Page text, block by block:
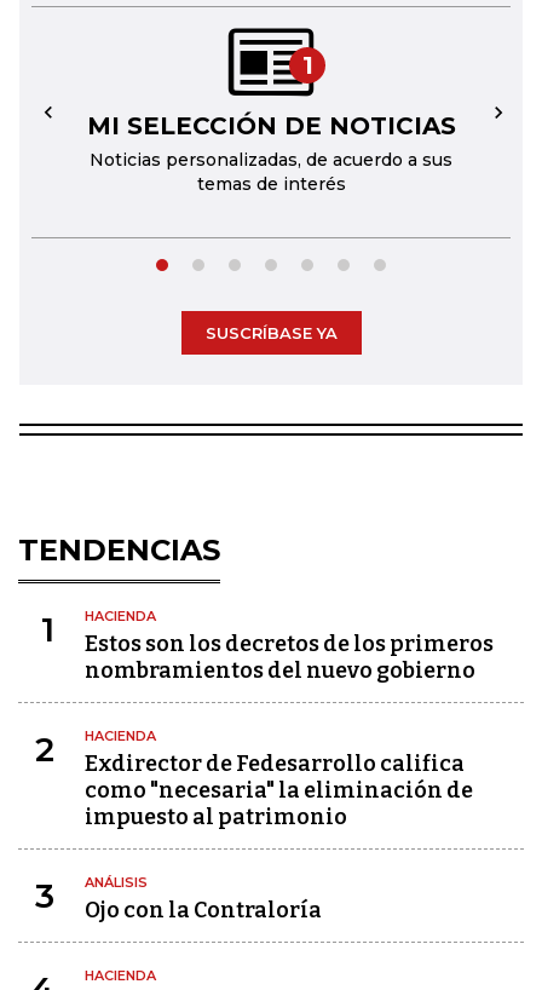
1
MI SELECCIÓN DE NOTICIAS
Noticias personalizadas, de acuerdo a sus
temas de interés
← →
SUSCRÍBASE YA
TENDENCIAS
1 HACIENDA
Estos son los decretos de los primeros
nombramientos del nuevo gobierno
2 HACIENDA
Exdirector de Fedesarrollo califica
como "necesaria" la eliminación de
impuesto al patrimonio
3 ANÁLISIS
Ojo con la Contraloría
HACIENDA